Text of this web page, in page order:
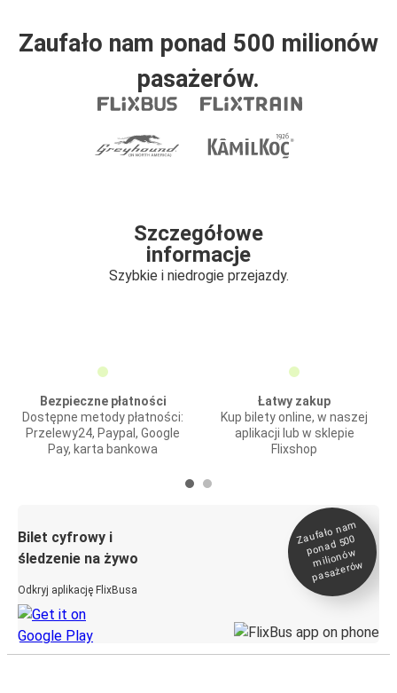
Zaufało nam ponad 500 milionów
pasażerów.
Szczegółowe
informacje
Szybkie i niedrogie przejazdy.
Bezpieczne płatności
Dostępne metody płatności:
Przelewy24, Paypal, Google
Pay, karta bankowa
Łatwy zakup
Kup bilety online, w naszej
aplikacji lub w sklepie
Flixshop
Bilet cyfrowy i
śledzenie na żywo
Odkryj aplikację FlixBusa
Zaufało na
m
ponad 500
milionó
w
pasażeró
w